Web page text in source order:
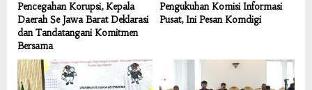
Pencegahan Korupsi, Kepala
Daerah Se Jawa Barat Deklarasi
dan Tandatangani Komitmen
Bersama
Pengukuhan Komisi Informasi
Pusat, Ini Pesan Komdigi